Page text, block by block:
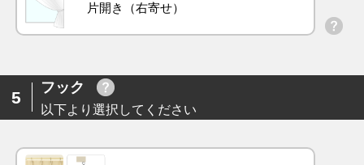
片開き（右寄せ）
5
フック
以下より選択してください